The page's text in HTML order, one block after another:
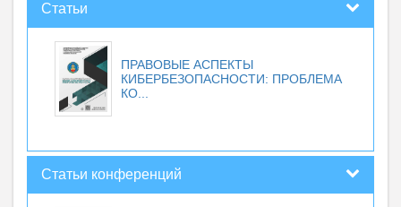
Статьи
ПРАВОВЫЕ АСПЕКТЫ
КИБЕРБЕЗОПАСНОСТИ: ПРОБЛЕМА
КО...
Статьи конференций